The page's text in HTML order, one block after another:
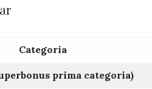
Categoria
prima categoria)